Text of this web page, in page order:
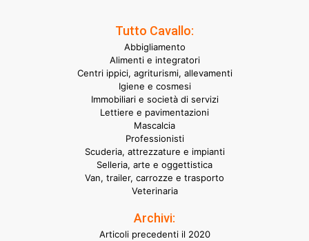
Tutto Cavallo:
Abbigliamento
Alimenti e integratori
Centri ippici, agriturismi, allevamenti
Igiene e cosmesi
Immobiliari e società di servizi
Lettiere e pavimentazioni
Mascalcia
Professionisti
Scuderia, attrezzature e impianti
Selleria, arte e oggettistica
Van, trailer, carrozze e trasporto
Veterinaria
Archivi:
Articoli precedenti il 2020